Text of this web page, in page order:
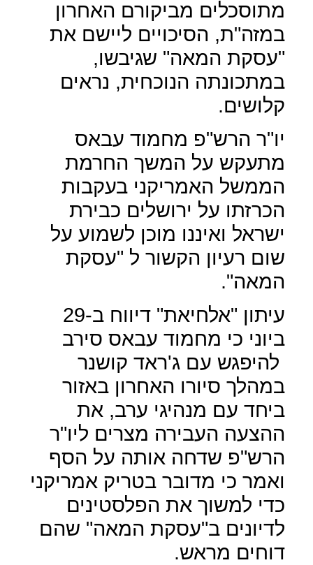
מתוסכלים מביקורם האחרון
במזה"ת, הסיכויים ליישם את
"עסקת המאה" שגיבשו,
במתכונתה הנוכחית, נראים
קלושים.
יו"ר הרש"פ מחמוד עבאס
מתעקש על המשך החרמת
הממשל האמריקני בעקבות
הכרזתו על ירושלים כבירת
ישראל ואיננו מוכן לשמוע על
שום רעיון הקשור ל "עסקת
המאה".
עיתון "אלחיאת" דיווח ב-29
ביוני כי מחמוד עבאס סירב
להיפגש עם ג'ראד קושנר
במהלך סיורו האחרון באזור
ביחד עם מנהיגי ערב, את
ההצעה העבירה מצרים ליו"ר
הרש"פ שדחה אותה על הסף
ואמר כי מדובר בטריק אמריקני
כדי למשוך את הפלסטינים
לדיונים ב"עסקת המאה" שהם
דוחים מראש.